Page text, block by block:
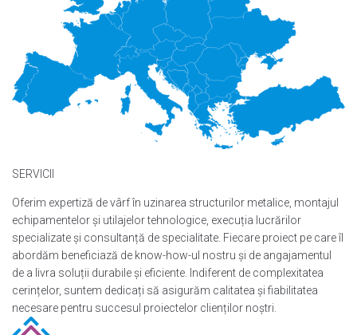
SERVICII
Oferim expertiză de vârf în uzinarea structurilor metalice, montajul
echipamentelor și utilajelor tehnologice, execuția lucrărilor
specializate și consultanță de specialitate. Fiecare proiect pe care îl
abordăm beneficiază de know-how-ul nostru și de angajamentul
de a livra soluții durabile și eficiente. Indiferent de complexitatea
cerințelor, suntem dedicați să asigurăm calitatea și fiabilitatea
necesare pentru succesul proiectelor clienților noștri.